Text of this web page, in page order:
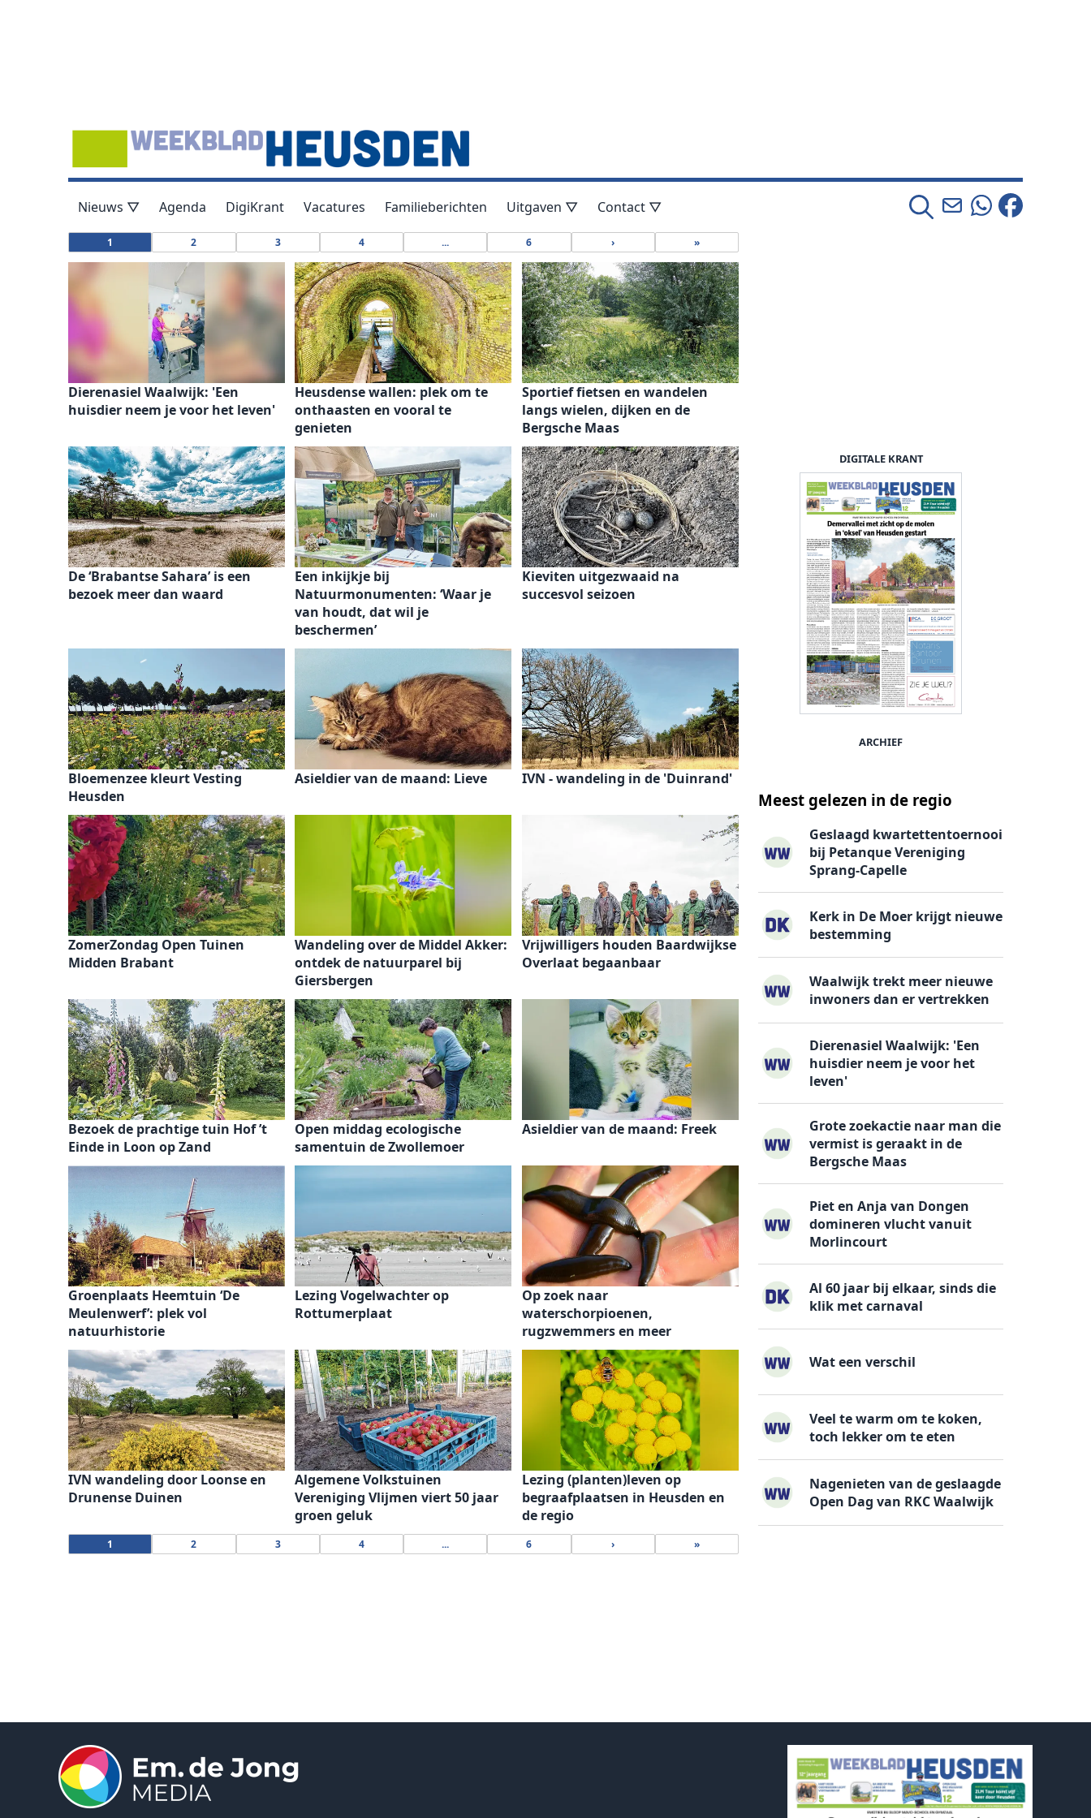
Nieuws ▽ Agenda DigiKrant Vacatures Familieberichten Uitgaven ▽ Contact ▽
1 2 3 4 ... 6 › »
Dierenasiel Waalwijk: 'Een
huisdier neem je voor het leven'
Heusdense wallen: plek om te
onthaasten en vooral te
genieten
Sportief fietsen en wandelen
langs wielen, dijken en de
Bergsche Maas
De ‘Brabantse Sahara’ is een
bezoek meer dan waard
Een inkijkje bij
Natuurmonumenten: ‘Waar je
van houdt, dat wil je
beschermen’
Kieviten uitgezwaaid na
succesvol seizoen
Bloemenzee kleurt Vesting
Heusden
Asieldier van de maand: Lieve IVN - wandeling in de 'Duinrand'
ZomerZondag Open Tuinen
Midden Brabant
Wandeling over de Middel Akker:
ontdek de natuurparel bij
Giersbergen
Vrijwilligers houden Baardwijkse
Overlaat begaanbaar
Bezoek de prachtige tuin Hof ’t
Einde in Loon op Zand
Open middag ecologische
samentuin de Zwollemoer
Asieldier van de maand: Freek
Groenplaats Heemtuin ‘De
Meulenwerf’: plek vol
natuurhistorie
Lezing Vogelwachter op
Rottumerplaat
Op zoek naar
waterschorpioenen,
rugzwemmers en meer
IVN wandeling door Loonse en
Drunense Duinen
Algemene Volkstuinen
Vereniging Vlijmen viert 50 jaar
groen geluk
Lezing (planten)leven op
begraafplaatsen in Heusden en
de regio
1 2 3 4 ... 6 › »
DIGITALE KRANT
ARCHIEF
Meest gelezen in de regio
Geslaagd kwartettentoernooi
bij Petanque Vereniging
Sprang-Capelle
Kerk in De Moer krijgt nieuwe
bestemming
Waalwijk trekt meer nieuwe
inwoners dan er vertrekken
Dierenasiel Waalwijk: 'Een
huisdier neem je voor het
leven'
Grote zoekactie naar man die
vermist is geraakt in de
Bergsche Maas
Piet en Anja van Dongen
domineren vlucht vanuit
Morlincourt
Al 60 jaar bij elkaar, sinds die
klik met carnaval
Wat een verschil
Veel te warm om te koken,
toch lekker om te eten
Nagenieten van de geslaagde
Open Dag van RKC Waalwijk